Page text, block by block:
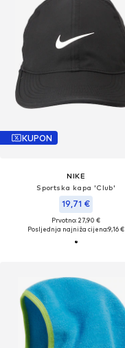
KUPON
NIKE
Sportska kapa 'Club'
19,71 €
Prvotno: 27,90 €
Posljednja najniža cijena:9,16 €